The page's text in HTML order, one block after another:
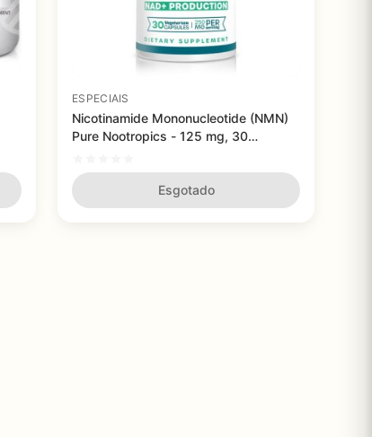
ESPECIAIS
Nicotinamide Mononucleotide (NMN)
Pure Nootropics - 125 mg, 30
Esgotado